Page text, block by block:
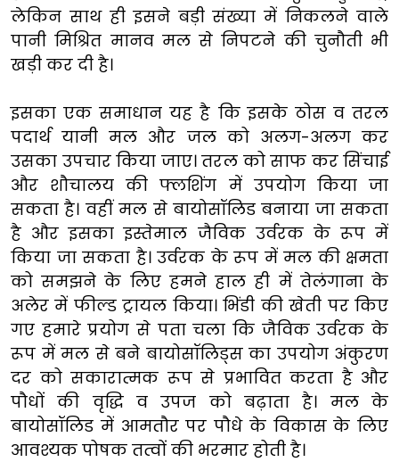
लेकिन साथ ही इसने बड़ी संख्या में निकलने वाले
पानी मिश्रित मानव मल से निपटने की चुनौती भी
खड़ी कर दी है।
इसका एक समाधान यह है कि इसके ठोस व तरल
पदार्थ यानी मल और जल को अलग-अलग कर
उसका उपचार किया जाए। तरल को साफ कर सिंचाई
और शौचालय की फ्लशिंग में उपयोग किया जा
सकता है। वहीं मल से बायोसॉलिड बनाया जा सकता
है और इसका इस्तेमाल जैविक उर्वरक के रूप में
किया जा सकता है। उर्वरक के रूप में मल की क्षमता
को समझने के लिए हमने हाल ही में तेलंगाना के
अलेर में फील्ड ट्रायल किया। भिंडी की खेती पर किए
गए हमारे प्रयोग से पता चला कि जैविक उर्वरक के
रूप में मल से बने बायोसॉलिड्स का उपयोग अंकुरण
दर को सकारात्मक रूप से प्रभावित करता है और
पौधों की वृद्धि व उपज को बढ़ाता है। मल के
बायोसॉलिड में आमतौर पर पौधे के विकास के लिए
आवश्यक पोषक तत्वों की भरमार होती है।